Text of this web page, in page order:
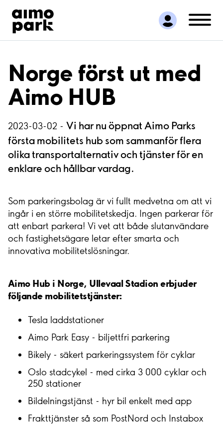
Hitta parkering
Samarbete
Kundservice
Norge först ut med
Aimo HUB
2023-03-02 - Vi har nu öppnat Aimo Parks
första mobilitets hub som sammanför flera
olika transportalternativ och tjänster för en
enklare och hållbar vardag.
Som parkeringsbolag är vi fullt medvetna om att vi
ingår i en större mobilitetskedja. Ingen parkerar för
att enbart parkera! Vi vet att både slutanvändare
och fastighetsägare letar efter smarta och
innovativa mobilitetslösningar.
Aimo Hub i Norge, Ullevaal Stadion erbjuder
följande mobilitetstjänster:
Tesla laddstationer
Aimo Park Easy - biljettfri parkering
Bikely - säkert parkeringssystem för cyklar
Oslo stadcykel - med cirka 3 000 cyklar och
250 stationer
Bildelningstjänst - hyr bil enkelt med app
Frakttjänster så som PostNord och Instabox